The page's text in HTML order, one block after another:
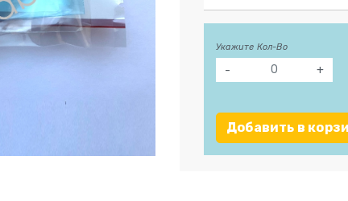
Укажите Кол-Во
- +
Добавить в